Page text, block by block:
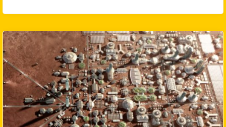
AN
O
M
ON
TI
neutro è
trasparente,
non grigio